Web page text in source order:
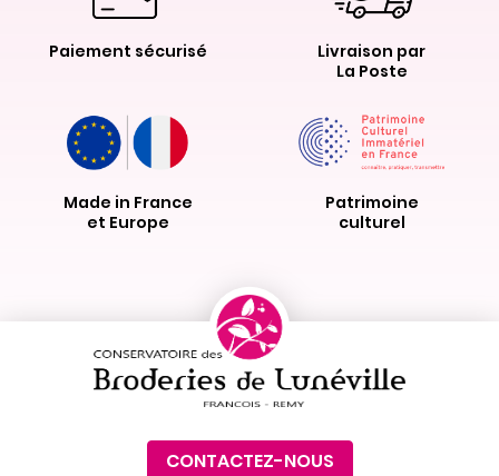
Paiement sécurisé
Livraison par
La Poste
Made in France
et Europe
Patrimoine
culturel
CONTACTEZ-NOUS